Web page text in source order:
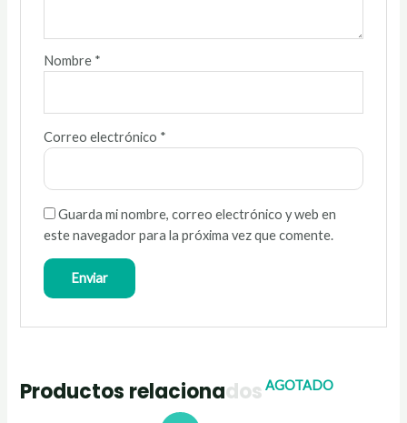
Nombre *
Correo electrónico *
Guarda mi nombre, correo electrónico y web en
este navegador para la próxima vez que comente.
Productos relacionados AGOTADO